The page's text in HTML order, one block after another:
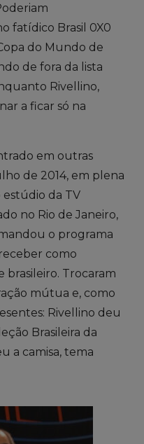
fatídico Brasil 0X0
do Mundo de
de fora da lista
Rivellino,
a ficar só na
em outras
de 2014, em plena
estúdio da TV
no Rio de Janeiro,
o programa
como
brasileiro. Trocaram
mútua e, como
Rivellino deu
Brasileira da
a camisa, tema